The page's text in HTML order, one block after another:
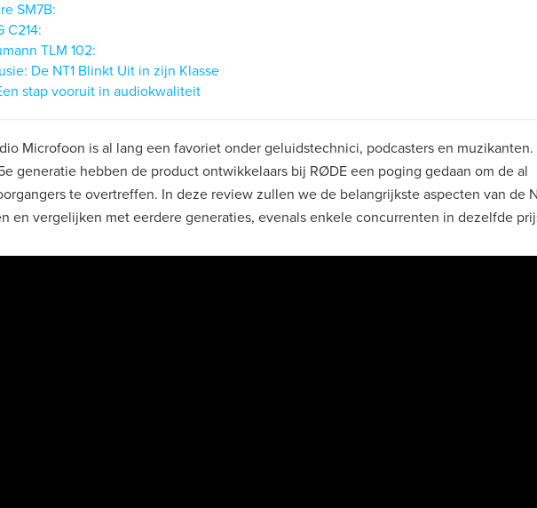
SM7B:
C214:
TLM 102:
De NT1 Blinkt Uit in zijn Klasse
stap vooruit in audiokwaliteit
Microfoon is al lang een favoriet onder geluidstechnici, podcasters en
generatie hebben de product ontwikkelaars bij RØDE een poging gedaan om de al
te overtreffen. In deze review zullen we de belangrijkste aspecten van de
en vergelijken met eerdere generaties, evenals enkele concurrenten in dezelfde